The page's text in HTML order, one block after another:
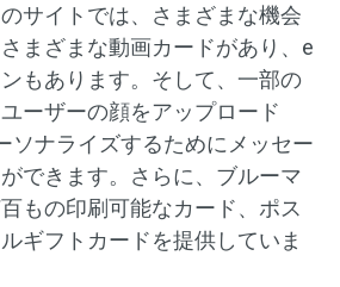
サイトでは、さまざまな機会
まざまな動画カードがあり、e
もあります。そして、一部の
ーザーの顔をアップロード
ソナライズするためにメッセー
できます。さらに、ブルーマ
もの印刷可能なカード、ポス
ギフトカードを提供していま